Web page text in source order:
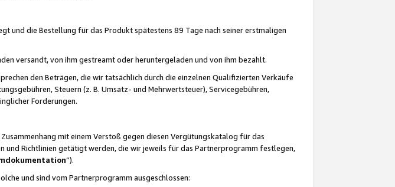
und die Bestellung für das Produkt spätestens 89 Tage nach seiner erstmaligen
versandt, von ihm gestreamt oder heruntergeladen und von ihm bezahlt.
den Beträgen, die wir tatsächlich durch die einzelnen Qualifizierten Verkäufe
Steuern (z. B. Umsatz- und Mehrwertsteuer), Servicegebühren,
Forderungen.
mit einem Verstoß gegen diesen Vergütungskatalog für das
und Richtlinien getätigt werden, die wir jeweils für das Partnerprogramm festlegen,
“).
und sind vom Partnerprogramm ausgeschlossen: